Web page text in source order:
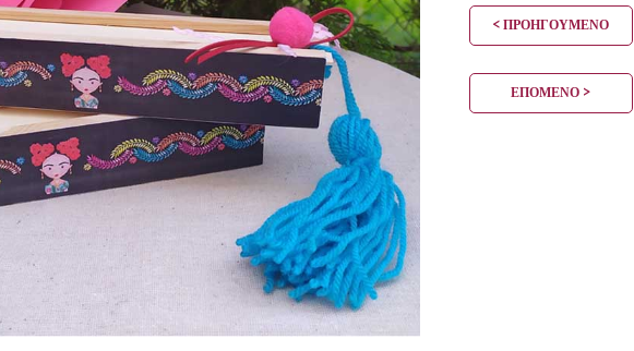
< ΠΡΟΗΓΟΎΜΕΝΟ
ΕΠΌΜΕΝΟ >